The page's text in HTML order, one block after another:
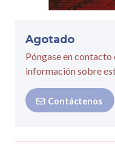
Agotado
Póngase en
información sobre
Contáctenos